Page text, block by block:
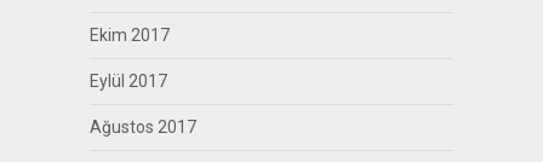
Ekim 2017
Eylül 2017
Ağustos 2017